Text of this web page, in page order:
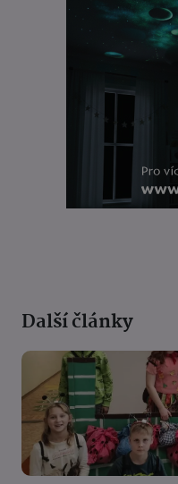
Další články